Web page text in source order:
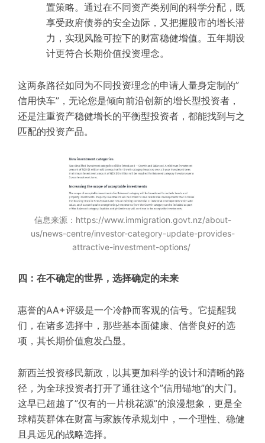
置策略。通过在不同资产类别间的科学分配，既
享受政府债券的安全边际，又把握股市的增长潜
力，实现风险可控下的财富稳健增值。五年期设
计更符合长期价值投资理念。
这两条路径如同为不同投资理念的申请人量身定制的”
信用快车”，无论您是倾向前沿创新的增长型投资者，
还是注重资产稳健增长的平衡型投资者，都能找到与之
匹配的投资产品。
信息来源：https://www.immigration.govt.nz/about-
us/news-centre/investor-category-update-provides-
attractive-investment-options/
四：在不确定的世界，选择确定的未来
惠誉的AA+评级是一个冷静而客观的信号。它提醒我
们，在诸多选择中，那些基本面健康、信誉良好的选
项，其长期价值愈发凸显。
新西兰投资移民新政，以其更加科学的设计和清晰的路
径，为全球投资者打开了通往这个”信用锚地”的大门。
这早已超越了”仅有的一片桃花源”的浪漫想象，更是全
球精英群体在财富与家族传承规划中，一个理性、稳健
且具远见的战略选择。